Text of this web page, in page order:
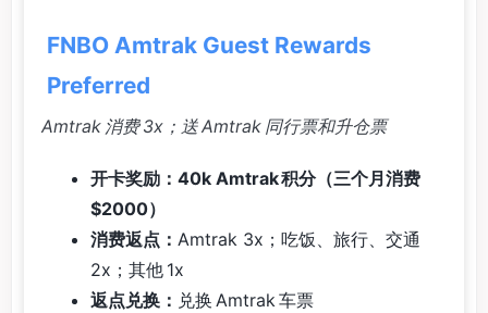
FNBO Amtrak Guest Rewards
Preferred
Amtrak 消费 3x；送 Amtrak 同行票和升仓票
开卡奖励：40k Amtrak 积分（三个月消费
$2000）
消费返点： Amtrak 3x；吃饭、旅行、交通
2x；其他 1x
返点兑换： 兑换 Amtrak 车票